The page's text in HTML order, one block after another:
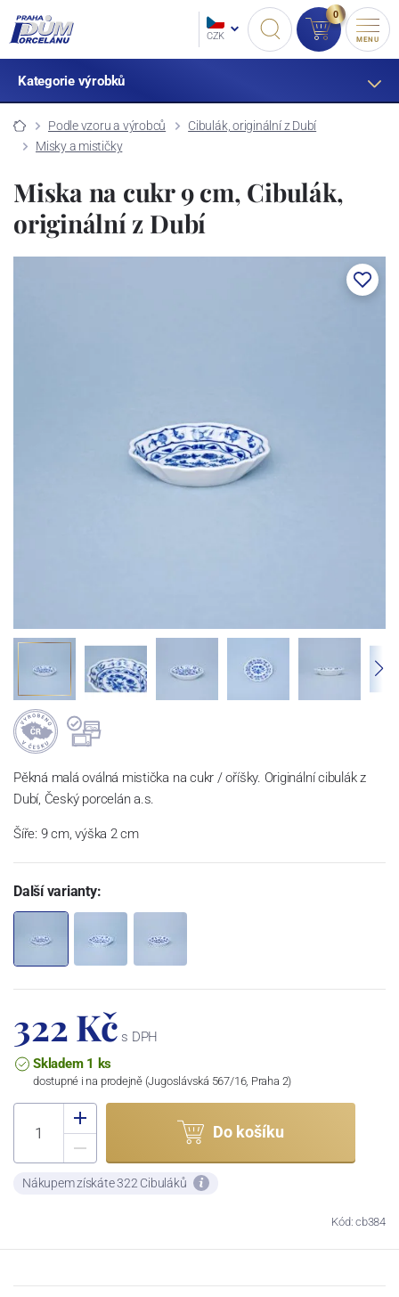
CZK
0
MENU
Kategorie výrobků
Podle vzoru a výrobců
Cibulák, originální z Dubí
Misky a mističky
Miska na cukr 9 cm, Cibulák,
originální z Dubí
Pěkná malá oválná mistička na cukr / oříšky. Originální cibulák z
Dubí, Český porcelán a.s.
Šíře: 9 cm, výška 2 cm
Další varianty:
322 Kč s DPH
Skladem 1 ks
dostupné i na prodejně (Jugoslávská 567/16, Praha 2)
Do košíku
Nákupem získáte 322 Cibuláků
Kód: cb384